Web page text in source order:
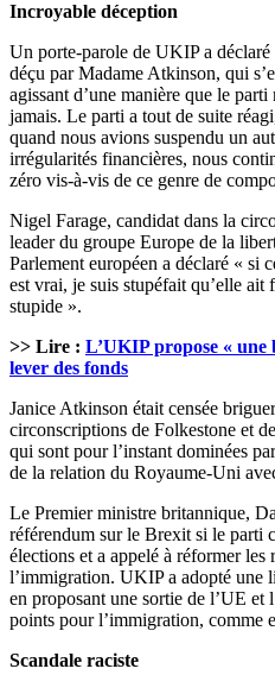
Incroyable déception
Un porte-parole de UKIP a
déçu par Madame Atkinson, qui
agissant d’une manière que le
jamais. Le parti a tout de suite
quand nous avions suspendu un
irrégularités financières, nous
zéro vis-à-vis de ce genre de
Nigel Farage, candidat dans la
leader du groupe Europe de la
Parlement européen a déclaré « si
est vrai, je suis stupéfait qu’elle ait
stupide ».
>> Lire : L’UKIP propose « une
lever des fonds
Janice Atkinson était censée
circonscriptions de Folkestone et
qui sont pour l’instant dominées
de la relation du Royaume-Uni
Le Premier ministre britannique,
référendum sur le Brexit si le parti
élections et a appelé à réformer les
l’immigration. UKIP a adopté une
en proposant une sortie de l’UE et
points pour l’immigration, comme
Scandale raciste